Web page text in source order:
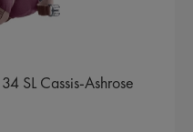
SL Cassis-Ashrose